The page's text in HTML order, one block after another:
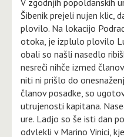
V zgodnjih popoldanskih
Šibenik prejeli nujen klic,
plovilo. Na lokacijo
otoka, je izplulo plovilo
obali so našli nasedlo
nesreči nihče izmed
niti ni prišlo do
članov posadke, so
utrujenosti kapitana.
ure. Ladjo so še isti dan
odvlekli v Marino Vinici,